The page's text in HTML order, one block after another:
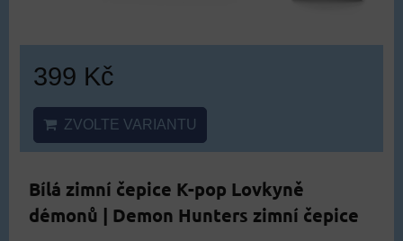
399 Kč
ZVOLTE VARIANTU
Bílá zimní čepice K-pop Lovkyně
démonů | Demon Hunters zimní čepice